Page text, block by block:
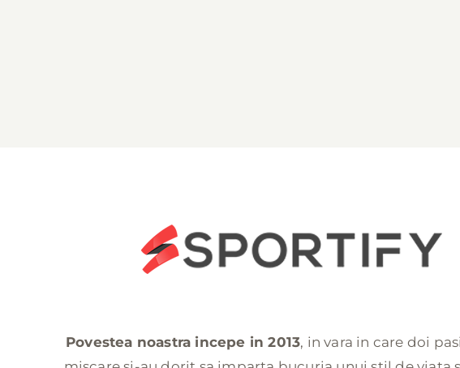
Povestea noastra incepe in 2013, in vara in care doi